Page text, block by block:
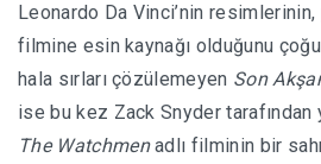
Leonardo Da Vinci’nin
filmine esin kaynağı olduğunu
hala sırları çözülemeyen Son
ise bu kez Zack Snyder tarafından
The Watchmenadlı filminin bir